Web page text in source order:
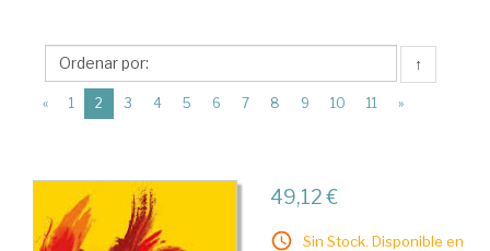
Bloomsbury
Academic
↑
« 1 2 (current)
3 4 5 6 7 8 9 10 11 »
49,12 €
Sin Stock. Disponible en